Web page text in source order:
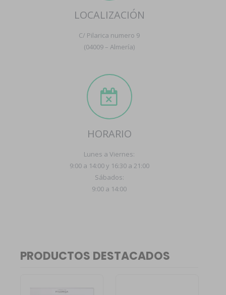
LOCALIZACIÓN
C/ Pilarica numero 9
(04009 – Almería)
HORARIO
Lunes a Viernes:
9:00 a 14:00 y 16:30 a 21:00
Sábados:
9:00 a 14:00